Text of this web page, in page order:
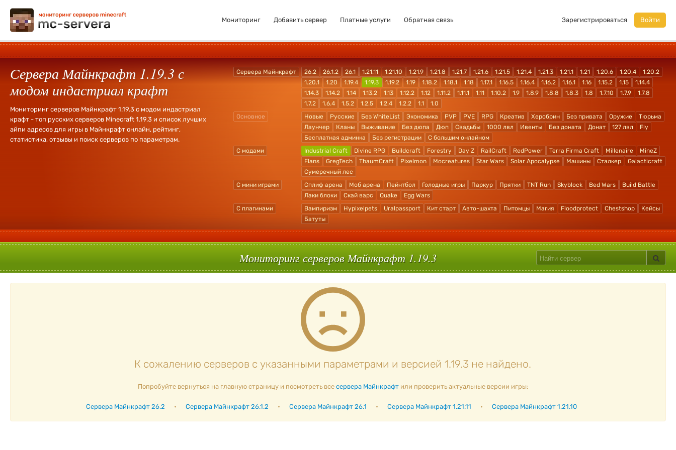
Мониторинг Добавить сервер Платные услуги Обратная связь Зарегистрироваться Войти
Сервера Майнкрафт 1.19.3 с
модом индастриал крафт
Мониторинг серверов Майнкрафт 1.19.3 с модом индастриал
крафт - топ русских серверов Minecraft 1.19.3 и список лучших
айпи адресов для игры в Майнкрафт онлайн, рейтинг,
статистика, отзывы и поиск серверов по параметрам.
Сервера Майнкрафт 26.2 26.1.2 26.1 1.21.11 1.21.10 1.21.9 1.21.8 1.21.7 1.21.6 1.21.5 1.21.4 1.21.3 1.21.1 1.21 1.20.6 1.20.4
1.20.2
1.20.1
1.20 1.19.4 1.19.3 1.19.2 1.19 1.18.2 1.18.1 1.18 1.17.1 1.16.5 1.16.4 1.16.2 1.16.1 1.16 1.15.2 1.15
1.14.4
1.14.3
1.14.2 1.14 1.13.2 1.13 1.12.2 1.12 1.11.2 1.11.1 1.11 1.10.2 1.9 1.8.9 1.8.8 1.8.3 1.8 1.7.10 1.7.9
1.7.8
1.7.2
1.6.4 1.5.2 1.2.5 1.2.4 1.2.2 1.1
1.0
Основное
Новые Русские Без WhiteList Экономика PVP PVE RPG Креатив Херобрин Без привата Оружие
Тюрьма
Лаунчер
Кланы Выживание Без дюпа Дюп Свадьбы 1000 лвл Ивенты Без доната Донат 127 лвл
Fly
Бесплатная админка
Без регистрации
С большим онлайном
С модами
Industrial Craft Divine RPG Buildcraft Forestry Day Z RailCraft RedPower Terra Firma Craft Millenaire
MineZ
Flans
GregTech ThaumCraft Pixelmon Mocreatures Star Wars Solar Apocalypse Машины Сталкер
Galacticraft
Сумеречный лес
С мини играми
Сплиф арена Моб арена Пейнтбол Голодные игры Паркур Прятки TNT Run Skyblock Bed Wars
Build Battle
Лаки блоки
Скай варс Quake
Egg Wars
С плагинами
Вампиризм Hypixelpets Uralpassport Кит старт Авто-шахта Питомцы Магия Floodprotect Chestshop
Кейсы
Батуты
Мониторинг серверов Майнкрафт 1.19.3
К сожалению серверов с указанными параметрами и версией 1.19.3 не найдено.
Попробуйте вернуться на главную страницу и посмотреть все сервера Майнкрафтили проверить актуальные версии игры:
Сервера Майнкрафт 26.2 • Сервера Майнкрафт 26.1.2 • Сервера Майнкрафт 26.1 • Сервера Майнкрафт 1.21.11 • Сервера Майнкрафт 1.21.10